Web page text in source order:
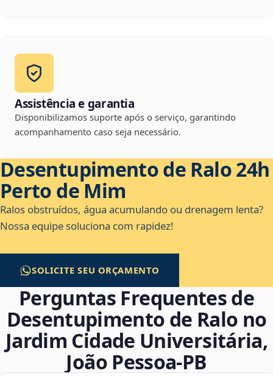
Assistência e garantia
Disponibilizamos suporte após o serviço, garantindo
acompanhamento caso seja necessário.
Desentupimento de Ralo 24h
Perto de Mim
Ralos obstruídos, água acumulando ou drenagem lenta?
Nossa equipe soluciona com rapidez!
SOLICITE SEU ORÇAMENTO
Perguntas Frequentes de
Desentupimento de Ralo no
Jardim Cidade Universitária,
João Pessoa‑PB